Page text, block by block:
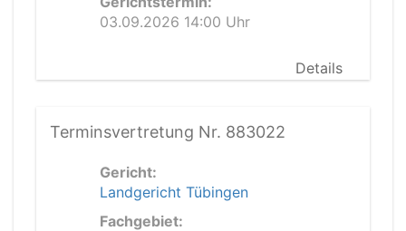
03.09.2026 14:00 Uhr
Details
Terminsvertretung Nr. 883022
Gericht:
Landgericht Tübingen
Fachgebiet: